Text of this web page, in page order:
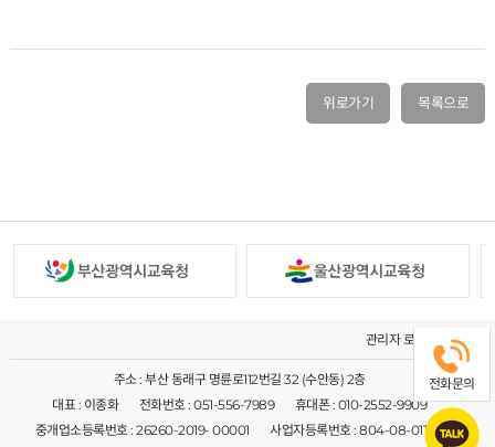
위로가기 목록으로
관리자 로그인
주소 : 부산 동래구 명륜로112번길 32 (수안동) 2층
대표 : 이종화
전화번호 : 051-556-7989
휴대폰 : 010-2552-9909
중개업소등록번호 : 26260-2019- 00001
사업자등록번호 : 804-08-01144
전화문의